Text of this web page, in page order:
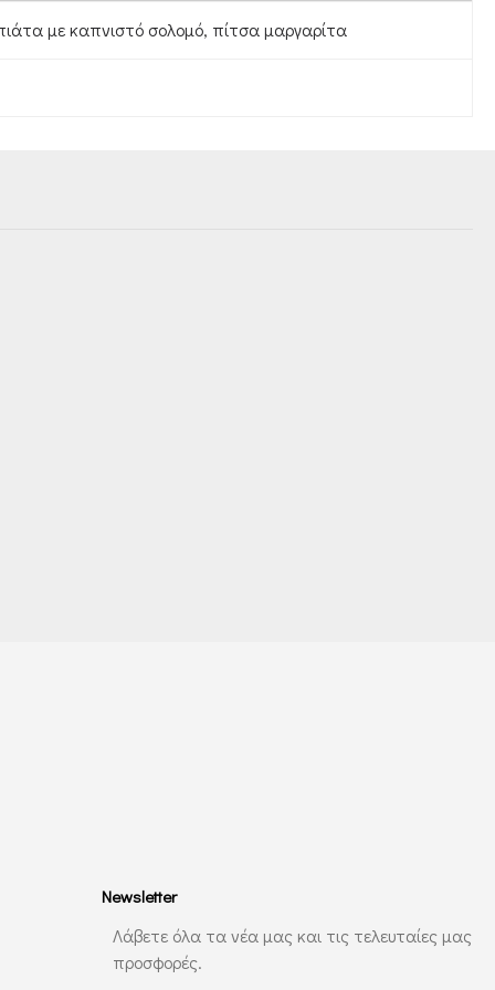
με καπνιστό σολομό, πίτσα μαργαρίτα
Newsletter
Λάβετε όλα τα νέα μας και τις τελευταίες μας
προσφορές.